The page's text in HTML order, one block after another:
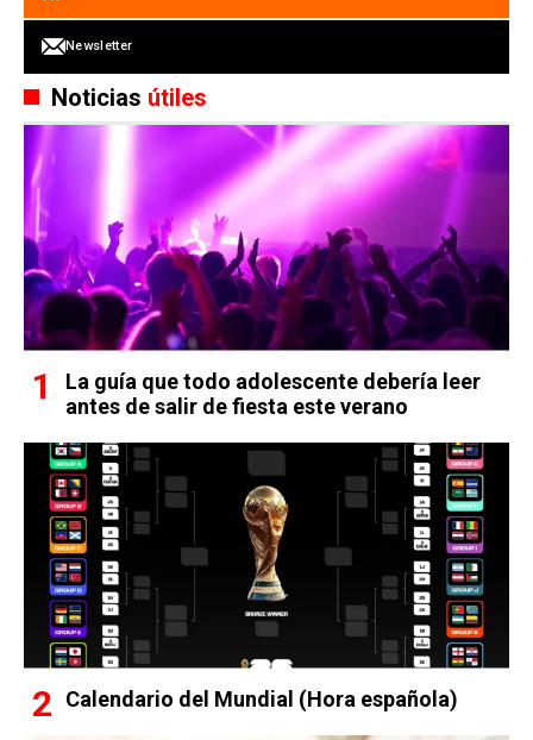
Newsletter
Noticias útiles
La guía que todo adolescente debería leer
antes de salir de fiesta este verano
Calendario del Mundial (Hora española)